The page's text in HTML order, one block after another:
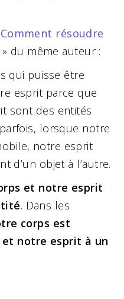
Comment résoudre
» du même auteur :
qui puisse être
esprit parce que
sont des entités
lorsque notre
notre esprit
d’un objet à l’autre.
et notre esprit
. Dans les
corps est
et notre esprit à un